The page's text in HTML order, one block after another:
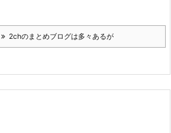
2chのまとめブログは多々あるが